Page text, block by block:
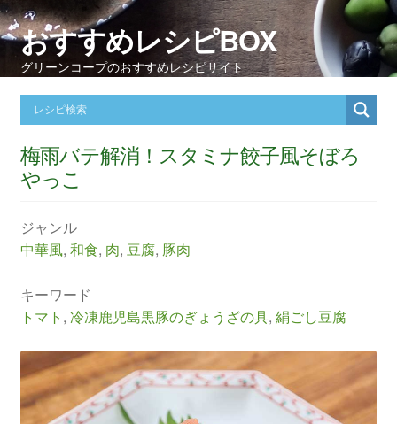
おすすめレシピBOX
グリーンコープのおすすめレシピサイト
梅雨バテ解消！スタミナ餃子風そぼろ
やっこ
ジャンル
中華風, 和食, 肉, 豆腐, 豚肉
キーワード
トマト , 冷凍鹿児島黒豚のぎょうざの具, 絹ごし豆腐